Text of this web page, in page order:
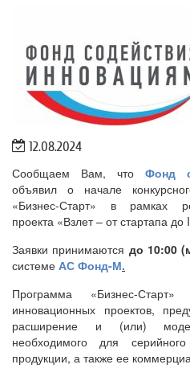
12.08.2024
Сообщаем Вам, что Фонд
объявил о начале
«Бизнес-Старт» в рамках
проекта «Взлет – от стартапа до
Заявки принимаются до 10:00
системе АС Фонд-М.
Программа «Бизнес-
инновационных проектов,
расширение и (или)
необходимого для
продукции, а также ее